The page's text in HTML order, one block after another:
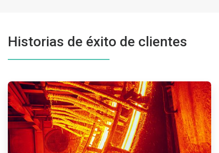
Historias de éxito de clientes